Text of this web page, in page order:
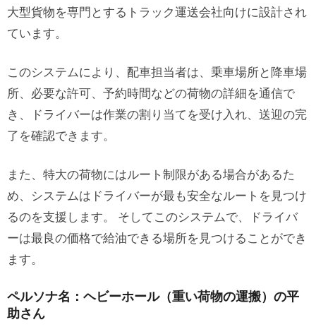
大型貨物を専門とするトラック運送会社向けに設計され
ています。
このシステムにより、配車担当者は、乗車場所と降車場
所、必要な許可、予約時間などの荷物の詳細を通信で
き、ドライバーは作業の割り当てを受け入れ、送迎の完
了を確認できます。
また、特大の荷物にはルート制限がある場合があるた
め、システムはドライバーが最も安全なルートを見つけ
るのを支援します。 そしてこのシステムで、ドライバ
ーは最良の価格で給油できる場所を見つけることができ
ます。
ペルソナ名：ヘビーホール（重い荷物の運搬）の平
助さん